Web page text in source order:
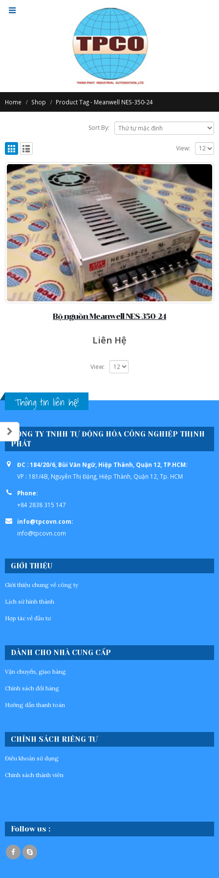
Home Shop Product Tag - Meanwell NES-350-24
Sort By:
View:
Bộ nguồn Meanwell NES-350-24
Liên Hệ
View:
Thông tin liên hệ!
CÔNG TY TNHH TỰ ĐỘNG HÓA CÔNG NGHIỆP THỊNH
PHÁT
ĐC : 184/20/6, Bùi Văn Ngữ, Hiệp Thành, Quận 12, TP.HCM:
VP : 181/4B, Nguyễn Thị Đặng, Hiệp Thành, Quận 12, Tp. HCM
Phone:
+84 2838 315 147
info@tpcovn.com:
info@tpcovn.com
GIỚI THIỆU
Giới thiệu chung về công ty
Lịch sử hình thành
Hợp tác về đầu tư
DÀNH CHO NHÀ CUNG CẤP
Vận chuyển, giao hàng
Chính sách đổi hàng
Hướng dẫn thanh toán
CHÍNH SÁCH RIÊNG TƯ
Điều khoản sử dụng
Chinh sách thành viên
Follow us :